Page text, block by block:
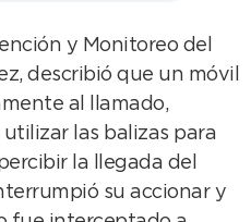
y Monitoreo del
describió que un móvil
al llamado,
las balizas para
la llegada del
su accionar y